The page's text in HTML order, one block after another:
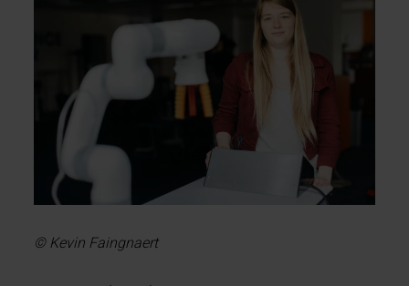
© Kevin Faingnaert